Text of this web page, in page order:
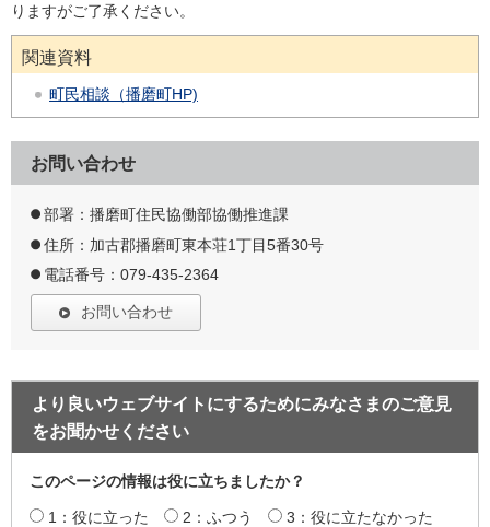
りますがご了承ください。
関連資料
町民相談（播磨町HP)
お問い合わせ
部署：播磨町住民協働部協働推進課
住所：加古郡播磨町東本荘1丁目5番30号
電話番号：079-435-2364
お問い合わせ
より良いウェブサイトにするためにみなさまのご意見
をお聞かせください
このページの情報は役に立ちましたか？
1：役に立った 2：ふつう
3：役に立たなかった